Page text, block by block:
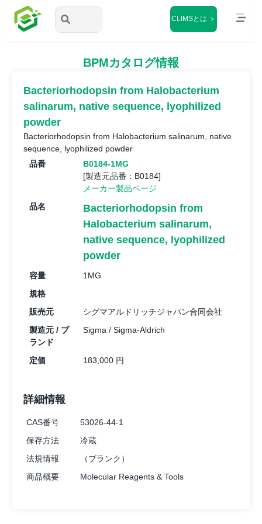
CLIMSとは ＞
BPMカタログ情報
Bacteriorhodopsin from Halobacterium
salinarum, native sequence, lyophilized
powder
Bacteriorhodopsin from Halobacterium salinarum, native
sequence, lyophilized powder
品番
B0184-1MG
[製造元品番：B0184]
メーカー製品ページ
品名
Bacteriorhodopsin from
Halobacterium salinarum,
native sequence, lyophilized
powder
容量
1MG
規格
販売元
シグマアルドリッチジャパン合同会社
製造元 / ブ
ランド
Sigma / Sigma-Aldrich
定価 183,000 円
詳細情報
CAS番号
53026-44-1
保存方法
冷蔵
法規情報
（ブランク）
商品概要
Molecular Reagents & Tools